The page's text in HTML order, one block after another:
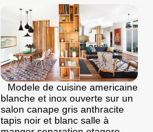
Modele de cuisine americaine
blanche et inox ouverte sur un
salon canape gris anthracite
tapis noir et blanc salle à